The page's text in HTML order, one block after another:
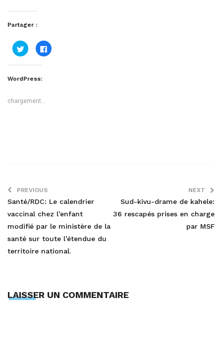
Partager :
Cliquez
pour
partager
sur
dans
une
Cliquez
pour
WordPress:
chargement…
PREVIOUS
Santé/RDC: Le calendrier
vaccinal chez l’enfant
modifié par le ministère de la
santé sur toute l’étendue du
territoire national.
NEXT
Sud-kivu-drame de kahele:
36 rescapés prises en charge
par MSF
LAISSER UN COMMENTAIRE